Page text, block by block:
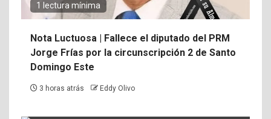
1 lectura mínima
Nota Luctuosa | Fallece el diputado del PRM
Jorge Frías por la circunscripción 2 de Santo
Domingo Este
3 horas atrás Eddy Olivo